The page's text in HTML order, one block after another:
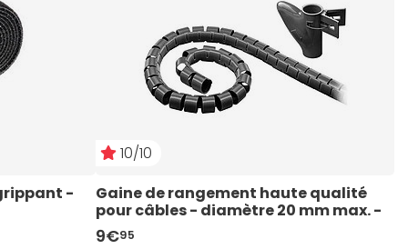
-
10/10
Gaine de rangement haute qualité
pour câbles - diamètre 20 mm max. -
longueur 2.5 m
9€95